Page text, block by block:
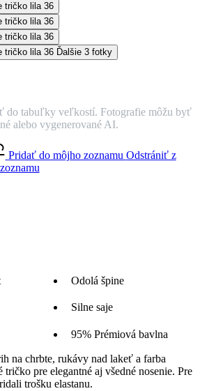
Ďalšie 3 fotky
do tabuľky veľkostí. Fotografie môžu byť
alebo vygenerované AI.
Pridať do môjho zoznamu Odstrániť z
Odolá špine
Silne saje
95% Prémiová bavlna
na chrbte, rukávy nad lakeť a farba
pre elegantné aj všedné nosenie. Pre
trošku elastanu.